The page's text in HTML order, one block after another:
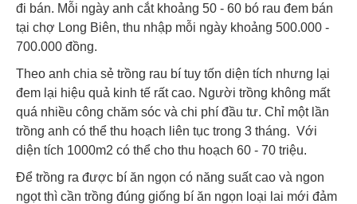
đi bán. Mỗi ngày anh cắt khoảng 50 - 60 bó rau đem bán
tại chợ Long Biên, thu nhập mỗi ngày khoảng 500.000 -
700.000 đồng.
Theo anh chia sẻ trồng rau bí tuy tốn diện tích nhưng lại
đem lại hiệu quả kinh tế rất cao. Người trồng không mất
quá nhiều công chăm sóc và chi phí đầu tư. Chỉ một lần
trồng anh có thể thu hoạch liên tục trong 3 tháng. Với
diện tích 1000m2 có thể cho thu hoạch 60 - 70 triệu.
Để trồng ra được bí ăn ngọn có năng suất cao và ngon
ngọt thì cần trồng đúng giống bí ăn ngọn loại lai mới đảm